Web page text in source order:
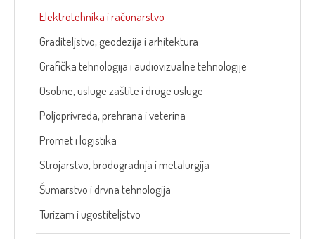
Elektrotehnika i računarstvo
Graditeljstvo, geodezija i arhitektura
Grafička tehnologija i audiovizualne tehnologije
Osobne, usluge zaštite i druge usluge
Poljoprivreda, prehrana i veterina
Promet i logistika
Strojarstvo, brodogradnja i metalurgija
Šumarstvo i drvna tehnologija
Turizam i ugostiteljstvo